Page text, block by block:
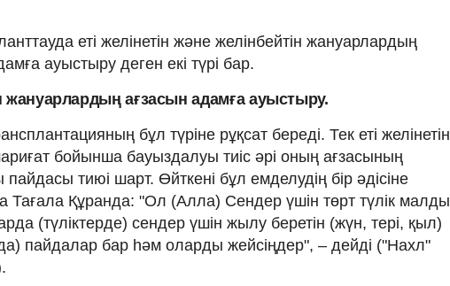
еті желінетін және желінбейтін жануарлардың
ауыстыру деген екі түрі бар.
жануарлардың ағзасын адамға ауыстыру.
бұл түріне рұқсат береді. Тек еті желінетін
бойынша бауыздалуы тиіс әрі оның ағзасының
тиюі шарт. Өйткені бұл емделудің бір әдісіне
Тағала Құранда: "Ол (Алла) Сендер үшін төрт түлік малды
(түліктерде) сендер үшін жылу беретін (жүн, тері, қыл)
пайдалар бар һәм оларды жейсіңдер", – дейді ("Нахл"